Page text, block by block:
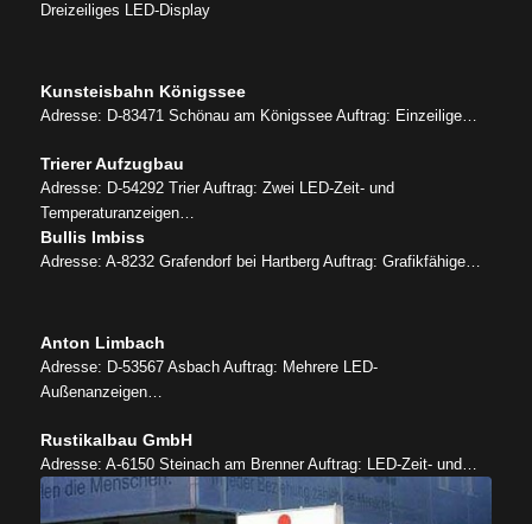
Dreizeiliges LED-Display
Kunsteisbahn Königssee
Adresse: D-83471 Schönau am Königssee Auftrag: Einzeilige…
Trierer Aufzugbau
Adresse: D-54292 Trier Auftrag: Zwei LED-Zeit- und
Temperaturanzeigen…
Bullis Imbiss
Adresse: A-8232 Grafendorf bei Hartberg Auftrag: Grafikfähige…
Anton Limbach
Adresse: D-53567 Asbach Auftrag: Mehrere LED-
Außenanzeigen…
Rustikalbau GmbH
Adresse: A-6150 Steinach am Brenner Auftrag: LED-Zeit- und…